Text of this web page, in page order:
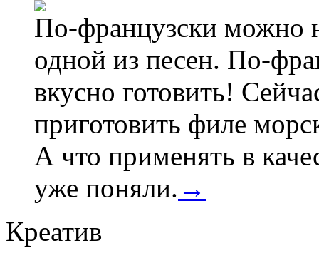
По-французски можно
одной из песен. По-
вкусно готовить!
приготовить филе
А что применять в
уже поняли. →
Креатив